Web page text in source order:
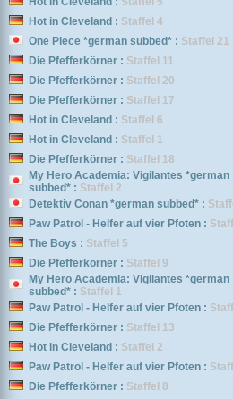
Hot in Cleveland : Staffel 4
One Piece *german subbed* : Staffel 21
Die Pfefferkörner : Staffel 11
Die Pfefferkörner : Staffel 20
Die Pfefferkörner : Staffel 17
Hot in Cleveland : Staffel 6
Hot in Cleveland : Staffel 1
Die Pfefferkörner : Staffel 18
My Hero Academia: Vigilantes *german
subbed* : Staffel 2
Detektiv Conan *german subbed* :
Paw Patrol - Helfer auf vier Pfoten :
The Boys : Staffel 5
Die Pfefferkörner : Staffel 9
My Hero Academia: Vigilantes *german
subbed* : Staffel 1
Paw Patrol - Helfer auf vier Pfoten :
Die Pfefferkörner : Staffel 13
Hot in Cleveland : Staffel 2
Paw Patrol - Helfer auf vier Pfoten :
Die Pfefferkörner : Staffel 8